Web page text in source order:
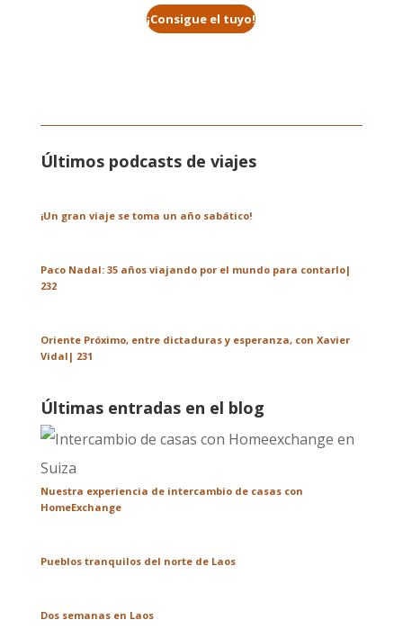
¡Consigue el tuyo!
Últimos podcasts de viajes
¡Un gran viaje se toma un año sabático!
Paco Nadal: 35 años viajando por el mundo para contarlo|
232
Oriente Próximo, entre dictaduras y esperanza, con Xavier
Vidal| 231
Últimas entradas en el blog
Nuestra experiencia de intercambio de casas con
HomeExchange
Pueblos tranquilos del norte de Laos
Dos semanas en Laos